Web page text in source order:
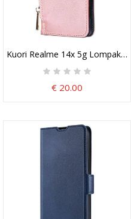
Kuori Realme 14x 5g
€ 20.00